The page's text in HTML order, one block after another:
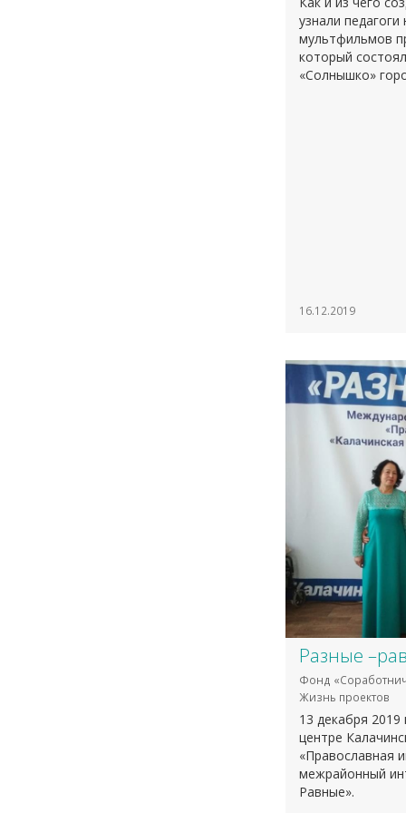
узнали
мультфильмов
который
«Солнышко»
16.12.2019
Разные
Фонд
Жизнь проектов
13 декабря
центре
«Православная
межрайонный
Равные».